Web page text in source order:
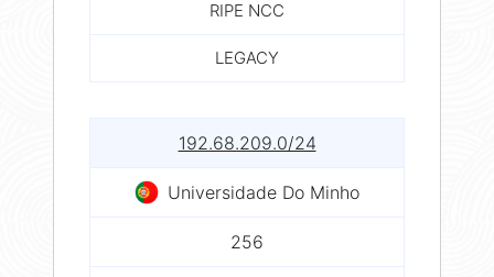
RIPE NCC
LEGACY
192.68.209.0/24
Universidade Do Minho
256